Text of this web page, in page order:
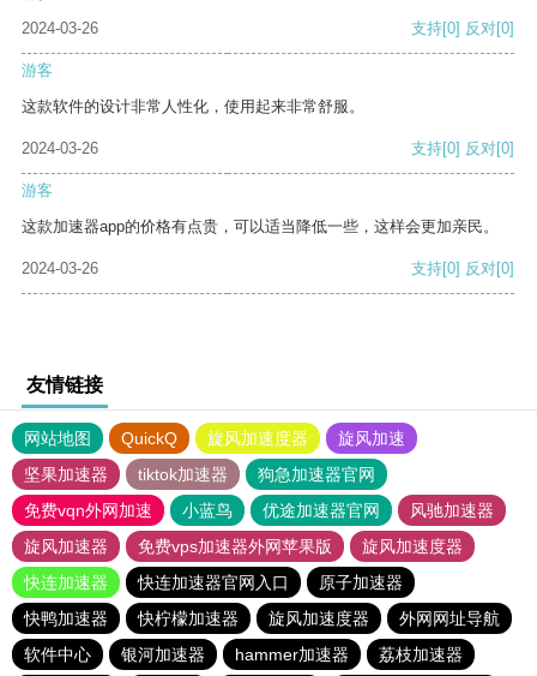
2024-03-26
支持[0] 反对[0]
游客
这款软件的设计非常人性化，使用起来非常舒服。
2024-03-26 支持[0] 反对[0]
游客
这款加速器app的价格有点贵，可以适当降低一些，这样会更加亲民。
2024-03-26 支持[0] 反对[0]
友情链接
网站地图 QuickQ 旋风加速度器
旋风加速
坚果加速器
tiktok加速器
狗急加速器官网
免费vqn外网加速
小蓝鸟 优途加速器官网
风驰加速器
旋风加速器
免费vps加速器外网苹果版
旋风加速度器
快连加速器
快连加速器官网入口
原子加速器
快鸭加速器
快柠檬加速器 旋风加速度器
外网网址导航
软件中心
银河加速器 hammer加速器 荔枝加速器